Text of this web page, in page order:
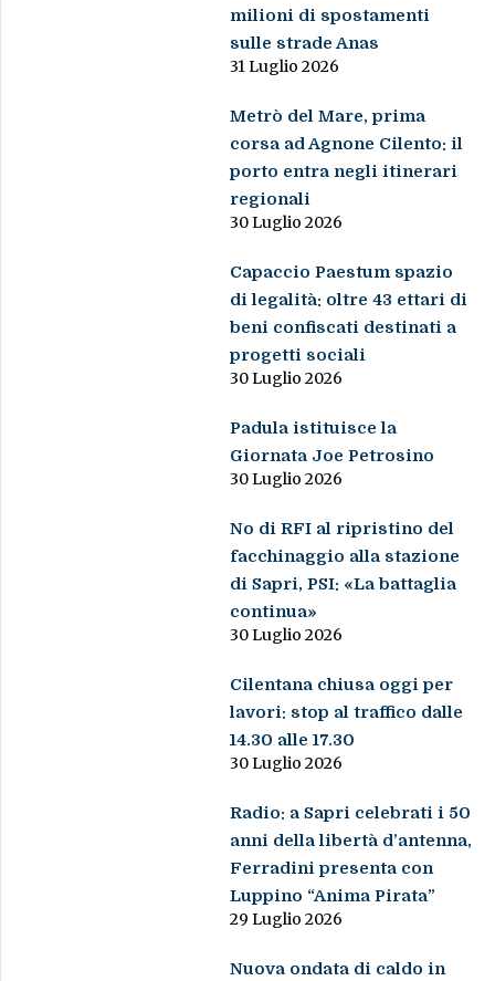
milioni di spostamenti
sulle strade Anas
31 Luglio 2026
Metrò del Mare, prima
corsa ad Agnone Cilento: il
porto entra negli itinerari
regionali
30 Luglio 2026
Capaccio Paestum spazio
di legalità: oltre 43 ettari di
beni confiscati destinati a
progetti sociali
30 Luglio 2026
Padula istituisce la
Giornata Joe Petrosino
30 Luglio 2026
No di RFI al ripristino del
facchinaggio alla stazione
di Sapri, PSI: «La battaglia
continua»
30 Luglio 2026
Cilentana chiusa oggi per
lavori: stop al traffico dalle
14.30 alle 17.30
30 Luglio 2026
Radio: a Sapri celebrati i 50
anni della libertà d’antenna,
Ferradini presenta con
Luppino “Anima Pirata”
29 Luglio 2026
Nuova ondata di caldo in